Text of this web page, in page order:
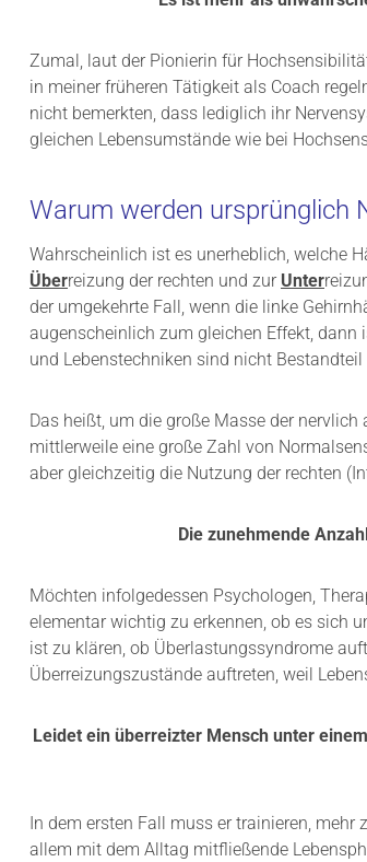
Zumal, laut der Pionierin für
in meiner früheren Tätigkeit als Coach
nicht bemerkten, dass lediglich ihr
gleichen Lebensumstände wie bei
Warum werden ursprünglich
Wahrscheinlich ist es unerheblich, welche
Überreizung der rechten und zur Unter
der umgekehrte Fall, wenn die linke
augenscheinlich zum gleichen Effekt,
und Lebenstechniken sind nicht
Das heißt, um die große Masse der
mittlerweile eine große Zahl von
aber gleichzeitig die Nutzung der rechten
Die zunehmende
Möchten infolgedessen Psychologen,
elementar wichtig zu erkennen, ob es sich
ist zu klären, ob Überlastungssyndrome
Überreizungszustände auftreten, weil
Leidet ein überreizter Mensch unter
In dem ersten Fall muss er trainieren,
allem mit dem Alltag mitfließende